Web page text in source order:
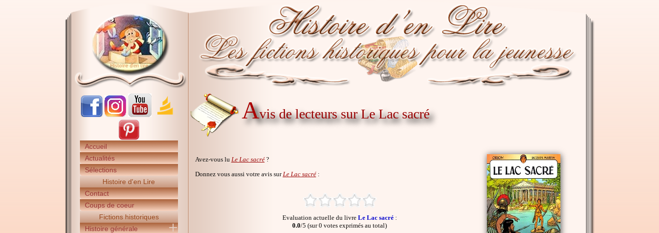
Accueil
Actualités
Sélections
Histoire d'en Lire
Contact
Coups de coeur
Fictions historiques
Histoire générale
Avis de lecteurs sur Le Lac sacré
Avez-vous lu Le Lac sacré?
Donnez vous aussi votre avis sur Le Lac sacré:
Evaluation actuelle du livre Le Lac sacré:
0.0/5 (sur 0 votes exprimés au total)